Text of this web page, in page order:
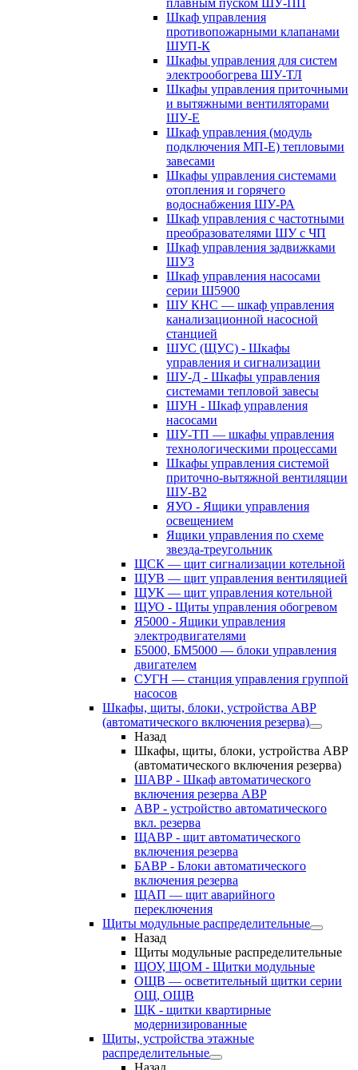
плавным пуском ШУ-ПП
Шкаф управления
противопожарными клапанами
ШУП-К
Шкафы управления для систем
электрообогрева ШУ-ТЛ
Шкафы управления приточными
и вытяжными вентиляторами
ШУ-Е
Шкаф управления (модуль
подключения МП-Е) тепловыми
завесами
Шкафы управления системами
отопления и горячего
водоснабжения ШУ-РА
Шкаф управления с частотными
преобразователями ШУ с ЧП
Шкаф управления задвижками
ШУЗ
Шкаф управления насосами
серии Ш5900
ШУ КНС — шкаф управления
канализационной насосной
станцией
ШУС (ЩУС) - Шкафы
управления и сигнализации
ШУ-Д - Шкафы управления
системами тепловой завесы
ШУН - Шкаф управления
насосами
ШУ-ТП — шкафы управления
технологическими процессами
Шкафы управления системой
приточно-вытяжной вентиляции
ШУ-В2
ЯУО - Ящики управления
освещением
Ящики управления по схеме
звезда-треугольник
ЩСК — щит сигнализации котельной
ЩУВ — щит управления вентиляцией
ЩУК — щит управления котельной
ЩУО - Щиты управления обогревом
Я5000 - Ящики управления
электродвигателями
Б5000, БМ5000 — блоки управления
двигателем
СУГН — станция управления группой
насосов
Шкафы, щиты, блоки, устройства АВР
(автоматического включения резерва)
Назад
Шкафы, щиты, блоки, устройства АВР
(автоматического включения резерва)
ШАВР - Шкаф автоматического
включения резерва АВР
АВР - устройство автоматического
вкл. резерва
ЩАВР - щит автоматического
включения резерва
БАВР - Блоки автоматического
включения резерва
ЩАП — щит аварийного
переключения
Щиты модульные распределительные
Назад
Щиты модульные распределительные
ЩОУ, ЩОМ - Щитки модульные
ОЩВ — осветительный щитки серии
ОЩ, ОЩВ
ЩК - щитки квартирные
модернизированные
Щиты, устройства этажные
распределительные
Назад